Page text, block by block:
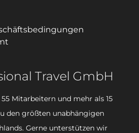
Travel GmbH
Mitarbeitern und mehr als 15
den größten unabhängigen
Gerne unterstützen wir